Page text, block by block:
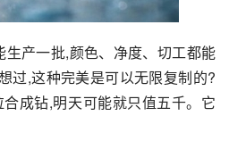
产一批,颜色、净度、切工都能
过,这种完美是可以无限复制的?
成钻,明天可能就只值五千。它